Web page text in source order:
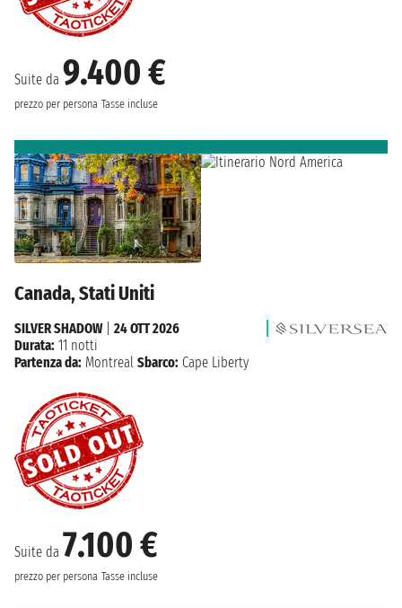
Suite da 9.400 €
prezzo per persona Tasse incluse
Canada, Stati Uniti
Suite da 7.100 €
prezzo per persona Tasse incluse
SILVER SHADOW| 24 OTT 2026
Durata: 11 notti
Partenza da: Montreal Sbarco: Cape Liberty